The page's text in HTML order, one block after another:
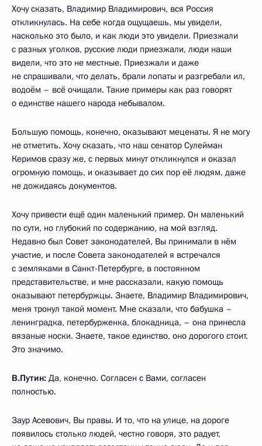
Хочу сказать, Владимир Владимирович, вся Россия
откликнулась. На себе когда ощущаешь, мы увидели,
насколько это было, и как люди это увидели. Приезжали
с разных уголков, русские люди приезжали, люди наши
видели, что это не местные. Приезжали и даже
не спрашивали, что делать, брали лопаты и разгребали ил,
водоём – всё очищали. Такие примеры как раз говорят
о единстве нашего народа небывалом.
Большую помощь, конечно, оказывают меценаты. Я не могу
не отметить. Хочу сказать, что наш сенатор Сулейман
Керимов сразу же, с первых минут откликнулся и оказал
огромную помощь, и оказывает до сих пор её людям, даже
не дожидаясь документов.
Хочу привести ещё один маленький пример. Он маленький
по сути, но глубокий по содержанию, на мой взгляд.
Недавно был Совет законодателей, Вы принимали в нём
участие, и после Совета законодателей я встречался
с земляками в Санкт-Петербурге, в постоянном
представительстве, и мне рассказали, какую помощь
оказывают петербуржцы. Знаете, Владимир Владимирович,
меня тронул такой момент. Мне сказали, что бабушка –
ленинградка, петербурженка, блокадница, – она принесла
вязаные носки. Знаете, такое единство, оно дорогого стоит.
Это значимо.
В.Путин: Да, конечно. Согласен с Вами, согласен
полностью.
Заур Асевович, Вы правы. И то, что на улице, на дороге
появилось столько людей, честно говоря, это радует,